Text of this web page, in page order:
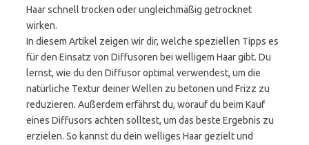
Haar schnell trocken oder ungleichmäßig getrocknet
wirken.
In diesem Artikel zeigen wir dir, welche speziellen Tipps es
für den Einsatz von Diffusoren bei welligem Haar gibt. Du
lernst, wie du den Diffusor optimal verwendest, um die
natürliche Textur deiner Wellen zu betonen und Frizz zu
reduzieren. Außerdem erfährst du, worauf du beim Kauf
eines Diffusors achten solltest, um das beste Ergebnis zu
erzielen. So kannst du dein welliges Haar gezielt und